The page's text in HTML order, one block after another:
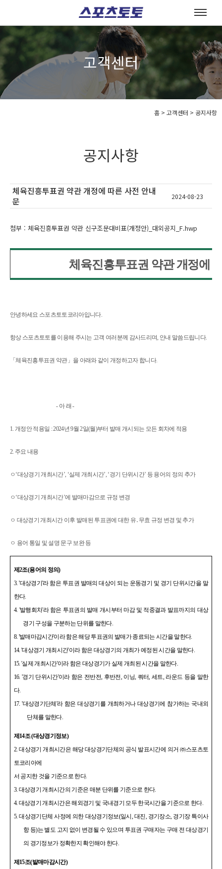
고객센터
홈 > 고객센터 > 공지사항
공지사항
체육진흥투표권 약관 개정에 따른 사전 안내
문
2024-08-23
첨부 : 체육진흥투표권 약관 신구조문대비표(개정안)_대외공지_F.hwp
체육진흥투표권 약관 개정에
안녕하세요 스포츠토토코리아입니다.
항상 스포츠토토를 이용해 주시는 고객 여러분께 감사드리며, 안내 말씀드립니다.
「체육진흥투표권 약관」 을 아래와 같이 개정하고자 합니다.
- 아 래-
1. 개정안 적용일 : 2024년9월2일(월)부터 발매 개시되는 모든 회차에 적용
2. 주요 내용
ㅇ‘대상경기 개최시간’, ‘실제 개최시간’, ‘경기 단위시간’ 등 용어의 정의 추가
ㅇ‘대상경기 개최시간’에 발매마감으로 규정 변경
ㅇ 대상경기 개최시간 이후 발매된 투표권에 대한 유․ 무효 규정 변경 및 추가
ㅇ 용어 통일 및 설명 문구 보완 등
제2조(용어의 정의)
3. '대상경기 '라 함은 투표권 발매의 대상이 되는 운동경기 및 경기 단위시간을 말
한다.
4. '발행회차'라 함은 투표권의 발매 개시부터 마감 및 적중결과 발표까지의 대상
경기 구성을 구분하는 단위를 말한다.
8. '발매마감시간'이라 함은 해당 투표권의 발매가 종료되는 시간을 말한다.
14. '대상경기 개최시간'이라 함은 대상경기의 개최가 예정된 시간을 말한다.
15. '실제 개최시간'이라 함은 대상경기가 실제 개최된 시간을 말한다.
16. '경기 단위시간'이라 함은 전반전, 후반전, 이닝, 쿼터, 세트, 라운드 등을 말한
다.
17. '대상경기단체 '라 함은 대상경기를 개최하거나 대상경기에 참가하는 국내외
단체를 말한다.
제 14조(대상경기정보)
2.대상경기 개최시간은 해당 대상경기단체의 공식 발표시간에 의거㈜스포츠토
토코리아에
서 공지한 것을 기준으로 한다.
3. 대상경기 개최시간의 기준은 매분 단위를 기준으로 한다.
4. 대상경기 개최시간은 해외경기 및 국내경기 모두 한국시간을 기준으로 한다.
5.대상경기단체 사정에 의한 대상경기정보(일시 ,대진, 경기장소, 경기장 특이사
항 등)는 별도 고지 없이 변경될 수 있으며 투표권 구매자는 구매 전 대상경기
의 경기정보가 정확한지 확인해야 한다.
제 15조(발매마감시간)